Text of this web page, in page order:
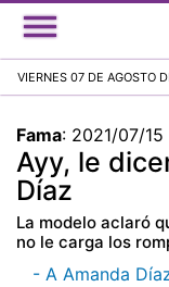
VIERNES 07 DE AGOSTO
Fama: 2021/07/
Ayy, le
Díaz
La modelo aclaró
no le carga los
- A Amanda